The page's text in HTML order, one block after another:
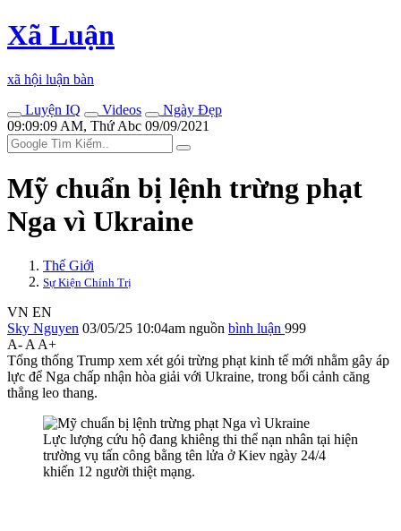
Xã Luận
xã hội luận bàn
Luyện IQ
Videos
Ngày Đẹp
09:09:09 AM, Thứ Abc 09/09/2021
Mỹ chuẩn bị lệnh trừng phạt
Nga vì Ukraine
Thế Giới
Sự Kiện Chính Trị
VN EN
Sky Nguyen 03/05/25 10:04am nguồn bình luận 999
A- A A+
Tổng thống Trump xem xét gói trừng phạt kinh tế mới nhằm gây áp
lực để Nga chấp nhận hòa giải với Ukraine, trong bối cảnh căng
thẳng leo thang.
Lực lượng cứu hộ đang khiêng th‌i th‌ể nạn nhân tại hiện
trường vụ tấn công bằng tên lửa ở Kiev ngày 24/4
khiến 12 người thiệt mạng.